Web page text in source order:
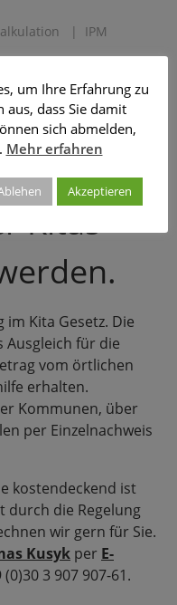
IPM
Kita
in
Kitas
Kita Gesetz. Die
Ausgleich für die
vom örtlichen
erhalten.
Kommunen, über
per Einzelnachweis
kostendeckend ist
durch die Regelung
wir gern für Sie.
Kusyk per E-
3 907 907-61.
um Ihre Erfahrung zu
aus, dass Sie damit
sich abmelden,
Mehr erfahren
Akzeptieren